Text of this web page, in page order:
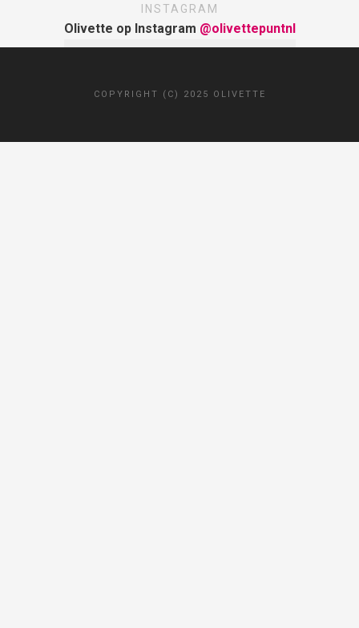
INSTAGRAM
Olivette op Instagram @olivettepuntnl
COPYRIGHT (C) 2025 OLIVETTE